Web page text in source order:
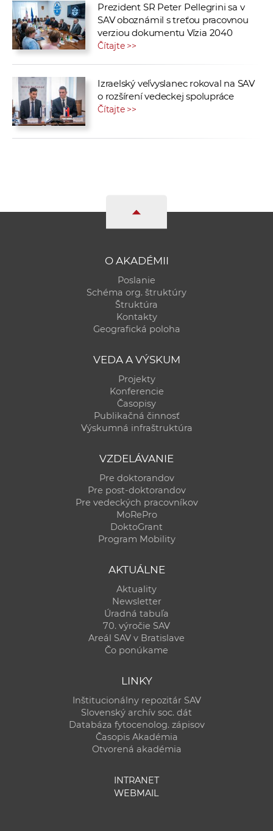
Prezident SR Peter Pellegrini sa v
SAV oboznámil s treťou pracovnou
verziou dokumentu Vízia 2040
Čítajte >>
Izraelský veľvyslanec rokoval na SAV
o rozšírení vedeckej spolupráce
Čítajte >>
O AKADÉMII
Poslanie
Schéma org. štruktúry
Štruktúra
Kontakty
Geografická poloha
VEDA A VÝSKUM
Projekty
Konferencie
Časopisy
Publikačná činnosť
Výskumná infraštruktúra
VZDELÁVANIE
Pre doktorandov
Pre post-doktorandov
Pre vedeckých pracovníkov
MoRePro
DoktoGrant
Program Mobility
AKTUÁLNE
Aktuality
Newsletter
Úradná tabuľa
70. výročie SAV
Areál SAV v Bratislave
Čo ponúkame
LINKY
Inštitucionálny repozitár SAV
Slovenský archív soc. dát
Databáza fytocenolog. zápisov
Časopis Akadémia
Otvorená akadémia
INTRANET
WEBMAIL